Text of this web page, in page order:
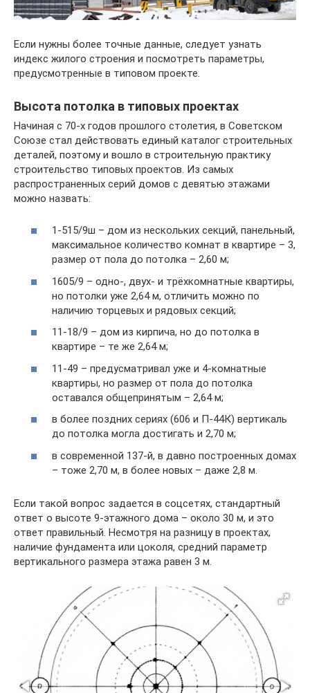
Если нужны более точные данные, следует узнать
индекс жилого строения и посмотреть параметры,
предусмотренные в типовом проекте.
Высота потолка в типовых проектах
Начиная с 70-х годов прошлого столетия, в Советском
Союзе стал действовать единый каталог строительных
деталей, поэтому и вошло в строительную практику
строительство типовых проектов. Из самых
распространенных серий домов с девятью этажами
можно назвать:
1-515/9ш – дом из нескольких секций, панельный,
максимальное количество комнат в квартире – 3,
размер от пола до потолка – 2,60 м;
1605/9 – одно-, двух- и трёхкомнатные квартиры,
но потолки уже 2,64 м, отличить можно по
наличию торцевых и рядовых секций;
11-18/9 – дом из кирпича, но до потолка в
квартире – те же 2,64 м;
11-49 – предусматривал уже и 4-комнатные
квартиры, но размер от пола до потолка
оставался общепринятым – 2,64 м;
в более поздних сериях (606 и П-44К) вертикаль
до потолка могла достигать и 2,70 м;
в современной 137-й, в давно построенных домах
– тоже 2,70 м, в более новых – даже 2,8 м.
Если такой вопрос задается в соцсетях, стандартный
ответ о высоте 9-этажного дома – около 30 м, и это
ответ правильный. Несмотря на разницу в проектах,
наличие фундамента или цоколя, средний параметр
вертикального размера этажа равен 3 м.